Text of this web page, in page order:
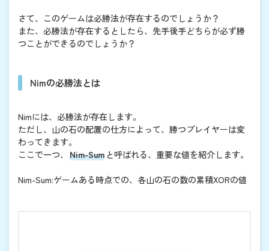
さて、このゲームは必勝法が存在するのでしょうか？
また、必勝法が存在するとしたら、先手後手どちらが必ず勝
つことができるのでしょうか？
Nimの必勝法とは
Nimには、必勝法が存在します。
ただし、山の石の配置の仕方によって、勝つプレイヤーは変
わってきます。
ここで一つ、 Nim-Sum と呼ばれる、重要な値を紹介します。
Nim-Sum:ゲームある時点での、各山の石の数の累積XORの値